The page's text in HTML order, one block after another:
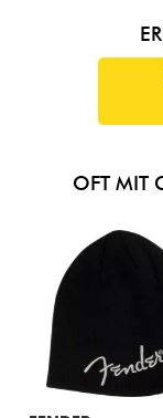
OFT MIT